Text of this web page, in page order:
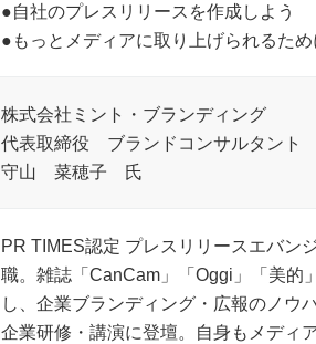
●自社のプレスリリースを作成しよう
●もっとメディアに取り上げられるた
株式会社ミント・ブランディング
代表取締役 ブランドコンサルタント
守山 菜穂子 氏
PR TIMES認定 プレスリリースエバン
職。雑誌「CanCam」「Oggi」「美的
し、企業ブランディング・広報のノウ
企業研修・講演に登壇。自身もメディ